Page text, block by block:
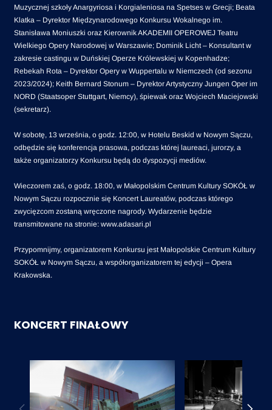
Muzycznej szkoły Anargyriosa i Korgialeniosa na Spetses w Grecji; Beata
Klatka – Dyrektor Międzynarodowego Konkursu Wokalnego im.
Stanisława Moniuszki oraz Kierownik AKADEMII OPEROWEJ Teatru
Wielkiego Opery Narodowej w Warszawie; Dominik Licht – Konsultant w
zakresie castingu w Duńskiej Operze Królewskiej w Kopenhadze;
Rebekah Rota – Dyrektor Opery w Wuppertalu w Niemczech (od sezonu
2023/2024); Keith Bernard Stonum – Dyrektor Artystyczny Jungen Oper im
NORD (Staatsoper Stuttgart, Niemcy), śpiewak oraz Wojciech Maciejowski
(sekretarz).
W sobotę, 13 września, o godz. 12:00, w Hotelu Beskid w Nowym Sączu,
odbędzie się konferencja prasowa, podczas której laureaci, jurorzy, a
także organizatorzy Konkursu będą do dyspozycji mediów.
Wieczorem zaś, o godz. 18:00, w Małopolskim Centrum Kultury SOKÓŁ w
Nowym Sączu rozpocznie się Koncert Laureatów, podczas którego
zwycięzcom zostaną wręczone nagrody. Wydarzenie będzie
transmitowane na stronie: www.adasari.pl
Przypomnijmy, organizatorem Konkursu jest Małopolskie Centrum Kultury
SOKÓŁ w Nowym Sączu, a współorganizatorem tej edycji – Opera
Krakowska.
KONCERT FINAŁOWY